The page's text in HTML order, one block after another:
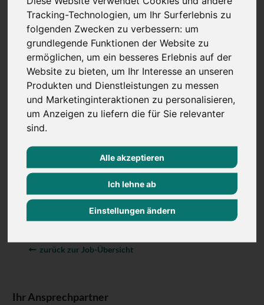
Tracking-Technologien, um Ihr Surferlebnis zu
folgenden Zwecken zu verbessern: um
grundlegende Funktionen der Website zu
ermöglichen, um ein besseres Erlebnis auf der
Website zu bieten, um Ihr Interesse an unseren
Produkten und Dienstleistungen zu messen
und Marketinginteraktionen zu personalisieren,
um Anzeigen zu liefern die für Sie relevanter
sind.
Alle akzeptieren
Ich lehne ab
Einstellungen ändern
Die Rahmenbedingungen
Langfristiger Arbeitsplatz in einer
zukunftsorientierten Branche
Flache Hierarchien mit kurzen Entscheidungswegen
Attraktives Fixum und Prämie
30 Tage Urlaub
JobRad Leasing und weitere Benefits
Lassen Sie uns Ihre Motivation verstehen und senden
Ihre elektronische Bewerbung an Jörg
joerg.kuepper@bollmann-executives.de
+49 (0) 171 187 1974
zurück zur Job-Übersicht
Ihr Ansprechpartner